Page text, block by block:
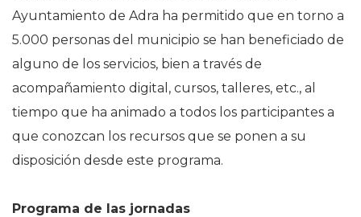
Ayuntamiento de Adra ha permitido que en torno a
5.000 personas del municipio se han beneficiado de
alguno de los servicios, bien a través de
acompañamiento digital, cursos, talleres, etc., al
tiempo que ha animado a todos los participantes a
que conozcan los recursos que se ponen a su
disposición desde este programa.
Programa de las jornadas